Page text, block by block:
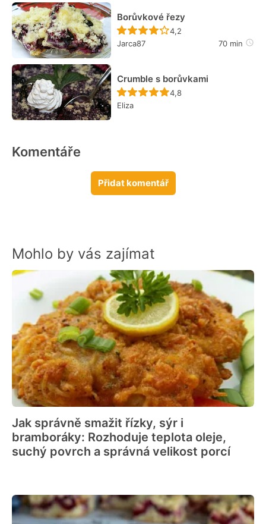
Borůvkové řezy
Recept ještě nebyl
4,2
Jarca87
70 min
Crumble s borůvkami
Recept ještě nebyl
4,8
Eliza
Komentáře
Přidat komentář
Mohlo by vás zajímat
Jak správně smažit řízky, sýr i
bramboráky: Rozhoduje teplota oleje,
suchý povrch a správná velikost porcí